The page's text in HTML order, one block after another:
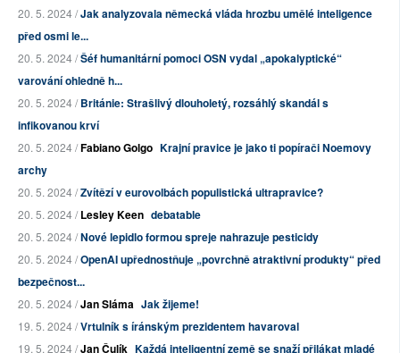
20. 5. 2024 /Jak analyzovala německá vláda hrozbu umělé inteligence
před osmi le...
20. 5. 2024 /Šéf humanitární pomoci OSN vydal „apokalyptické“
varování ohledně h...
20. 5. 2024 /Británie: Strašlivý dlouholetý, rozsáhlý skandál s
infikovanou krví
20. 5. 2024 /Fabiano Golgo Krajní pravice je jako ti popírači Noemovy
archy
20. 5. 2024 /Zvítězí v eurovolbách populistická ultrapravice?
20. 5. 2024 /Lesley Keen debatable
20. 5. 2024 /Nové lepidlo formou spreje nahrazuje pesticidy
20. 5. 2024 /OpenAI upřednostňuje „povrchně atraktivní produkty“ před
bezpečnost...
20. 5. 2024 /Jan Sláma Jak žijeme!
19. 5. 2024 /Vrtulník s íránským prezidentem havaroval
19. 5. 2024 /Jan Čulík Každá inteligentní země se snaží přilákat mladé